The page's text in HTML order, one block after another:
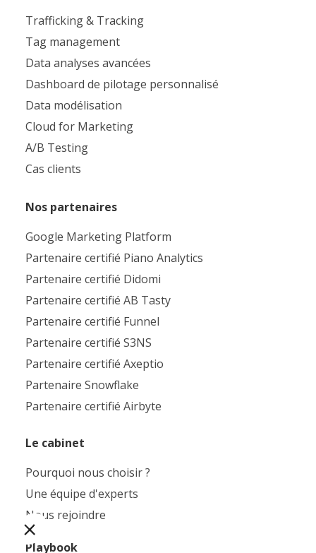
Trafficking & Tracking
Tag management
Data analyses avancées
Dashboard de pilotage personnalisé
Data modélisation
Cloud for Marketing
A/B Testing
Cas clients
Nos partenaires
Google Marketing Platform
Partenaire certifié Piano Analytics
Partenaire certifié Didomi
Partenaire certifié AB Tasty
Partenaire certifié Funnel
Partenaire certifié S3NS
Partenaire certifié Axeptio
Partenaire Snowflake
Partenaire certifié Airbyte
Le cabinet
Pourquoi nous choisir ?
Une équipe d'experts
Nous rejoindre
Playbook